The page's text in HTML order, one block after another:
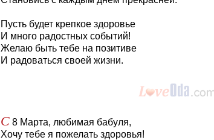
Пусть будет крепкое здоровье
И много радостных событий!
Желаю быть тебе на позитиве
И радоваться своей жизни.
С 8 Марта, любимая бабуля,
Хочу тебе я пожелать здоровья!